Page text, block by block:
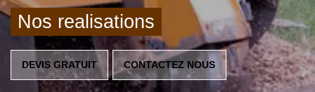
Nos realisations
DEVIS GRATUIT CONTACTEZ NOUS